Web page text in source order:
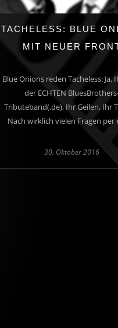
TACHELESS: BLUE
MIT NEUER
Blue Onions reden Tacheless: Ja,
der ECHTEN
Tributeband(.de), Ihr Geilen, Ihr
Nach wirklich vielen Fragen per
30. Oktober 2016